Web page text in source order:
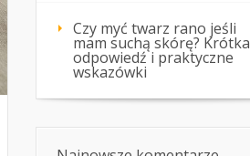
Czy myć twarz rano jeśli
mam suchą skórę? Krótka
odpowiedź i praktyczne
wskazówki